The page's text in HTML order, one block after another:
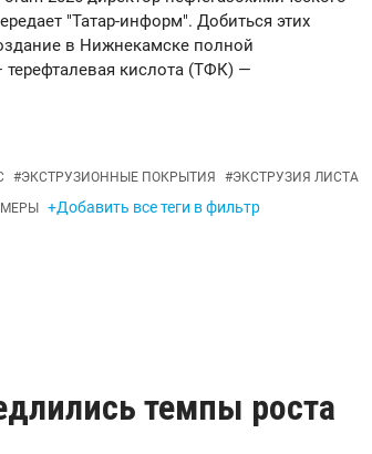
"Татар-информ". Добиться этих
в Нижнекамске полной
терефталевая кислота (ТФК) —
#ЭКСТРУЗИОННЫЕ ПОКРЫТИЯ #ЭКСТРУЗИЯ ЛИСТА
+Добавить все теги в фильтр
темпы роста